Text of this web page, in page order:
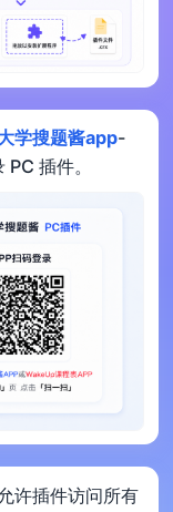
学搜题酱app-
插件。
许插件访问所有